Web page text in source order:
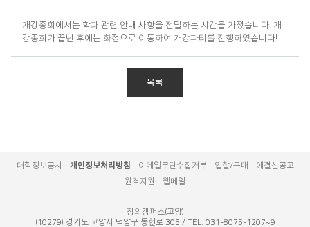
개강총회에서는 학과 관련 안내 사항을 전달하는 시간을 가졌습니다. 개
강총회가 끝난 후에는 화정으로 이동하여 개강파티를 진행하였습니다!
목록
대학정보공시 개인정보처리방침 이메일무단수집거부 입찰/구매
예결산공고
원격지원
웹메일
창의캠퍼스(고양)
(10279) 경기도 고양시 덕양구 동헌로 305 TEL. 031-8075-1207~9